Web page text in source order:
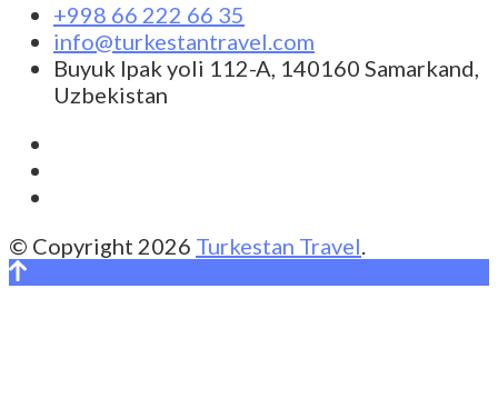
+998 66 222 66 35
info@turkestantravel.com
Buyuk Ipak yoli 112-A, 140160 Samarkand,
Uzbekistan
© Copyright 2026 Turkestan Travel.